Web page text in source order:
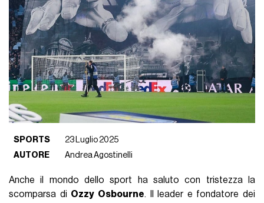
SPORTS
23 Luglio 2025
AUTORE
Andrea Agostinelli
Anche il mondo dello sport ha saluto con tristezza la
scomparsa di Ozzy Osbourne. Il leader e fondatore dei